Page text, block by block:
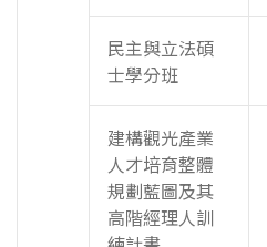
民主與立法碩
士學分班
建構觀光產業
人才培育整體
規劃藍圖及其
高階經理人訓